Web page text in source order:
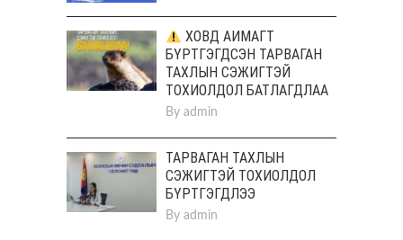
ХОВД АЙМАГТ
БҮРТГЭГДСЭН ТАРВАГАН
ТАХЛЫН СЭЖИГТЭЙ
ТОХИОЛДОЛ БАТЛАГДЛАА
By admin
ТАРВАГАН ТАХЛЫН
СЭЖИГТЭЙ ТОХИОЛДОЛ
БҮРТГЭГДЛЭЭ
By admin